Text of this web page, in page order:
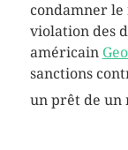
condamner le
violation des
américain
sanctions
un prêt de un